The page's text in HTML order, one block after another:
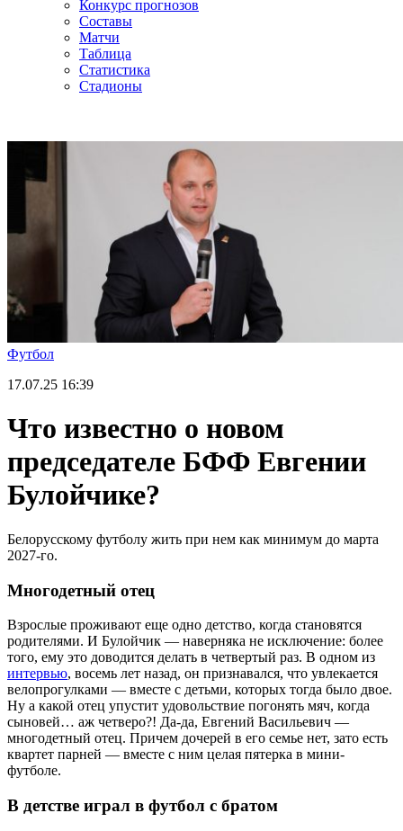
Конкурс прогнозов
Составы
Матчи
Таблица
Статистика
Стадионы
Футбол
17.07.25 16:39
Что известно о новом
председателе БФФ Евгении
Булойчике?
Белорусскому футболу жить при нем как минимум до марта
2027-го.
Многодетный отец
Взрослые проживают еще одно детство, когда становятся
родителями. И Булойчик — наверняка не исключение: более
того, ему это доводится делать в четвертый раз. В одном из
интервью, восемь лет назад, он признавался, что увлекается
велопрогулками — вместе с детьми, которых тогда было двое.
Ну а какой отец упустит удовольствие погонять мяч, когда
сыновей… аж четверо?! Да-да, Евгений Васильевич —
многодетный отец. Причем дочерей в его семье нет, зато есть
квартет парней — вместе с ним целая пятерка в мини-
футболе.
В детстве играл в футбол с братом